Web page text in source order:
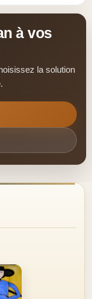
à vos
la solution